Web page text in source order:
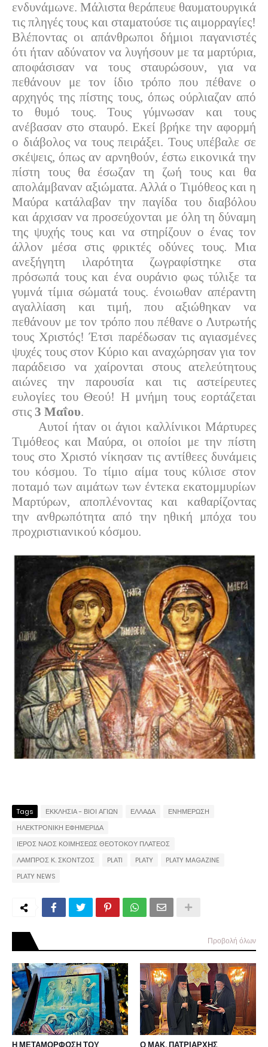
ενδυνάμωνε. Μάλιστα θεράπευε θαυματουργικά
τις πληγές τους και σταματούσε τις αιμορραγίες!
Βλέποντας οι απάνθρωποι δήμιοι παγανιστές
ότι ήταν αδύνατον να λυγήσουν με τα μαρτύρια,
αποφάσισαν να τους σταυρώσουν, για να
πεθάνουν με τον ίδιο τρόπο που πέθανε ο
αρχηγός της πίστης τους, όπως ούρλιαζαν από
το θυμό τους. Τους γύμνωσαν και τους
ανέβασαν στο σταυρό. Εκεί βρήκε την αφορμή
ο διάβολος να τους πειράξει. Τους υπέβαλε σε
σκέψεις, όπως αν αρνηθούν, έστω εικονικά την
πίστη τους θα έσωζαν τη ζωή τους και θα
απολάμβαναν αξιώματα. Αλλά ο Τιμόθεος και η
Μαύρα κατάλαβαν την παγίδα του διαβόλου
και άρχισαν να προσεύχονται με όλη τη δύναμη
της ψυχής τους και να στηρίζουν ο ένας τον
άλλον μέσα στις φρικτές οδύνες τους. Μια
ανεξήγητη ιλαρότητα ζωγραφίστηκε στα
πρόσωπά τους και ένα ουράνιο φως τύλιξε τα
γυμνά τίμια σώματά τους. ένοιωθαν απέραντη
αγαλλίαση και τιμή, που αξιώθηκαν να
πεθάνουν με τον τρόπο που πέθανε ο Λυτρωτής
τους Χριστός! Έτσι παρέδωσαν τις αγιασμένες
ψυχές τους στον Κύριο και αναχώρησαν για τον
παράδεισο να χαίρονται στους ατελεύτητους
αιώνες την παρουσία και τις αστείρευτες
ευλογίες του Θεού! Η μνήμη τους εορτάζεται
στις 3 Μαΐου.
Αυτοί ήταν οι άγιοι καλλίνικοι Μάρτυρες
Τιμόθεος και Μαύρα, οι οποίοι με την πίστη
τους στο Χριστό νίκησαν τις αντίθεες δυνάμεις
του κόσμου. Το τίμιο αίμα τους κύλισε στον
ποταμό των αιμάτων των έντεκα εκατομμυρίων
Μαρτύρων, αποπλένοντας και καθαρίζοντας
την ανθρωπότητα από την ηθική μπόχα του
προχριστιανικού κόσμου.
Tags ΕΚΚΛΗΣΙΑ - ΒΙΟΙ ΑΓΙΩΝ ΕΛΛΑΔΑ
ΕΝΗΜΕΡΩΣΗ
ΗΛΕΚΤΡΟΝΙΚΗ ΕΦΗΜΕΡΙΔΑ
ΙΕΡΟΣ ΝΑΟΣ ΚΟΙΜΗΣΕΩΣ ΘΕΟΤΟΚΟΥ ΠΛΑΤΕΟΣ
ΛΑΜΠΡΟΣ Κ. ΣΚΟΝΤΖΟΣ
PLATI PLATY
PLATY MAGAZINE
PLATY NEWS
Προβολή όλων